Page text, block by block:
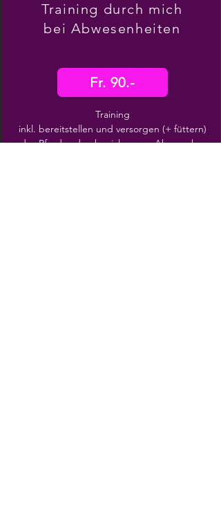
Training durch mich
bei Abwesenheiten
Fr. 90.-
Training
inkl. bereitstellen und versorgen (+ füttern)
des Pferdes durch mich, gem. Absprache.